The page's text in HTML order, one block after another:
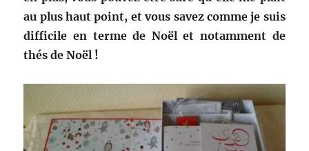
au plus haut point, et vous savez comme je suis
difficile en terme de Noël et notamment de
thés de Noël !